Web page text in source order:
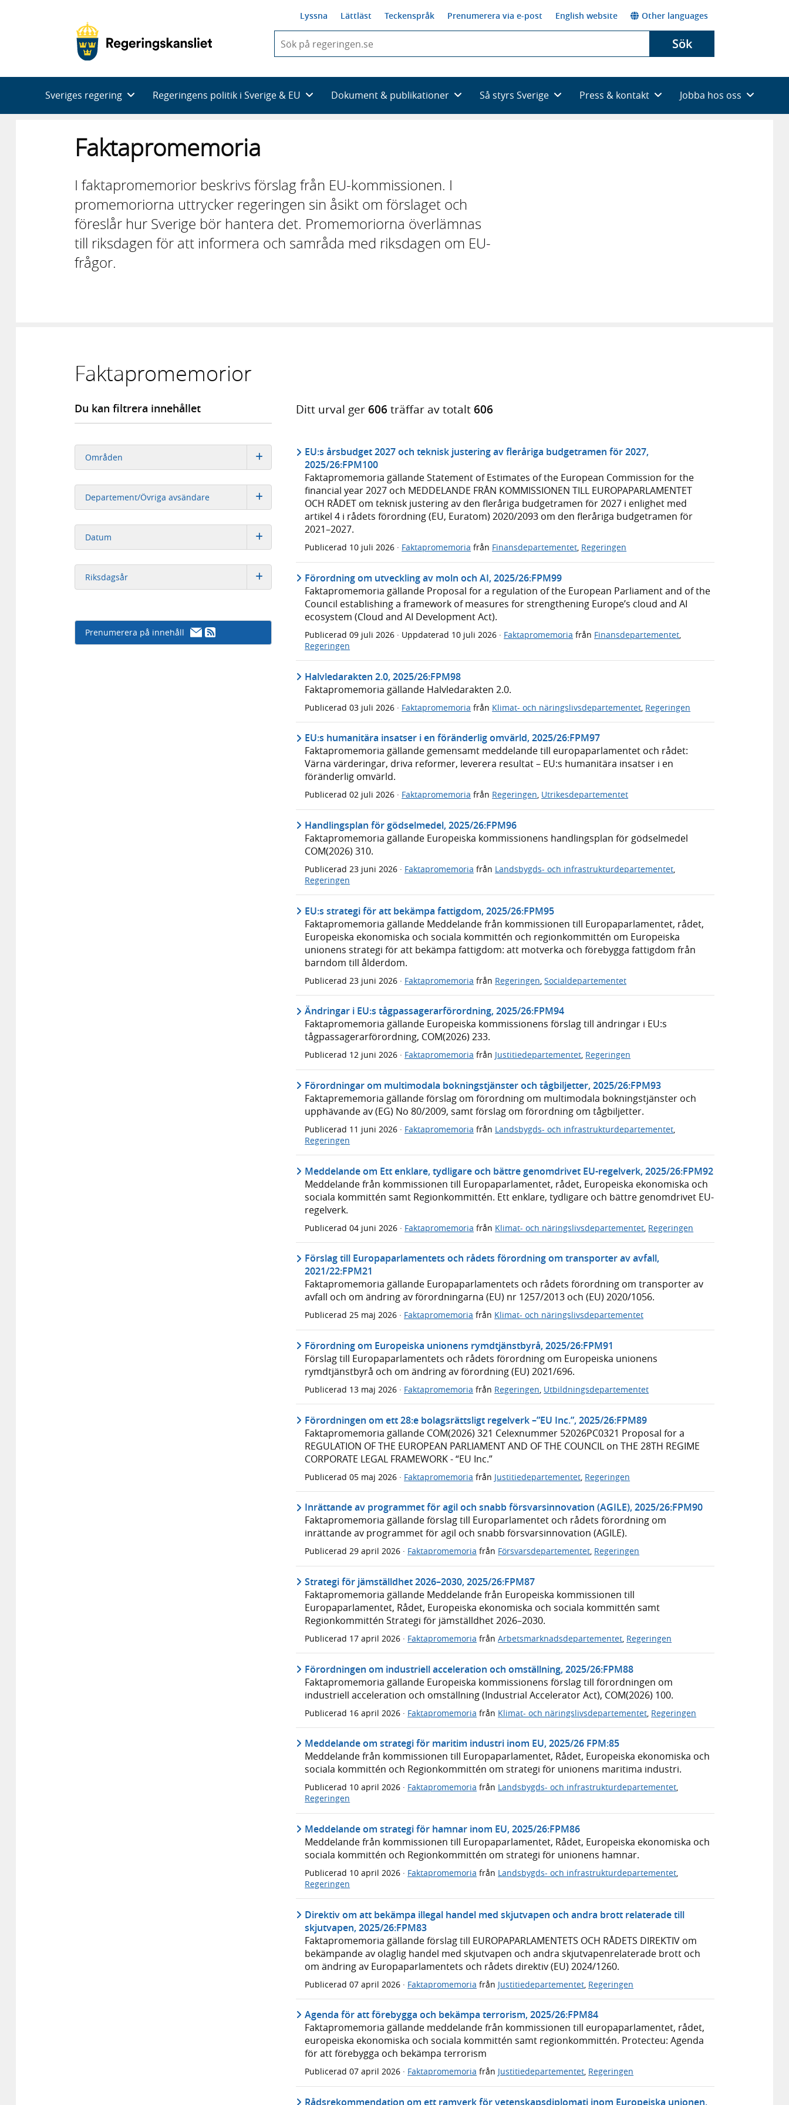
Lyssna Lättläst Teckenspråk Prenumerera via e-post English website Other languages
du
skriva
framträder
en
Sök
Sveriges regering Regeringens politik i Sverige & EU Dokument & publikationer Så styrs Sverige Press & kontakt Jobba hos oss
Faktapromemoria
I faktapromemorior beskrivs förslag från EU-kommissionen. I
promemoriorna uttrycker regeringen sin åsikt om förslaget och
föreslår hur Sverige bör hantera det. Promemoriorna överlämnas
till riksdagen för att informera och samråda med riksdagen om EU-
frågor.
Faktapromemorior
Du kan filtrera innehållet
Områden
Departement/Övriga avsändare
Datum
Riksdagsår
Prenumerera på innehåll
Ditt urval ger606 träffar av totalt606
EU:s årsbudget 2027 och teknisk justering av fleråriga budgetramen för 2027,
2025/26:FPM100
Faktapromemoria gällande Statement of Estimates of the European Commission for the
financial year 2027 och MEDDELANDE FRÅN KOMMISSIONEN TILL EUROPAPARLAMENTET
OCH RÅDET om teknisk justering av den fleråriga budgetramen för 2027 i enlighet med
artikel 4 i rådets förordning (EU, Euratom) 2020/2093 om den fleråriga budgetramen för
2021–2027.
Publicerad 10 juli 2026 · Faktapromemoria från Finansdepartementet, Regeringen
Förordning om utveckling av moln och AI, 2025/26:FPM99
Faktapromemoria gällande Proposal for a regulation of the European Parliament and of the
Council establishing a framework of measures for strengthening Europe’s cloud and AI
ecosystem (Cloud and AI Development Act).
Publicerad09 juli 2026 · Uppdaterad 10 juli 2026 · Faktapromemoria från Finansdepartementet,
Regeringen
Halvledarakten 2.0, 2025/26:FPM98
Faktapromemoria gällande Halvledarakten 2.0.
Publicerad03 juli 2026 · Faktapromemoria från Klimat- och näringslivsdepartementet Regeringen
EU:s humanitära insatser i en föränderlig omvärld, 2025/26:FPM97
Faktapromemoria gällande gemensamt meddelande till europaparlamentet och rådet:
Värna värderingar, driva reformer, leverera resultat – EU:s humanitära insatser i en
föränderlig omvärld.
Publicerad02 juli 2026 · Faktapromemoria från Regeringen, Utrikesdepartementet
Handlingsplan för gödselmedel, 2025/26:FPM96
Faktapromemoria gällande Europeiska kommissionens handlingsplan för gödselmedel
COM(2026) 310.
Publicerad23 juni 2026 · Faktapromemoria från Landsbygds- och infrastrukturdepartementet,
Regeringen
EU:s strategi för att bekämpa fattigdom, 2025/26:FPM95
Faktapromemoria gällande Meddelande från kommissionen till Europaparlamentet, rådet,
Europeiska ekonomiska och sociala kommittén och regionkommittén om Europeiska
unionens strategi för att bekämpa fattigdom: att motverka och förebygga fattigdom från
barndom till ålderdom.
Publicerad 23 juni 2026 · Faktapromemoria från Regeringen ,Socialdepartementet
Ändringar i EU:s tågpassagerarförordning, 2025/26:FPM94
Faktapromemoria gällande Europeiska kommissionens förslag till ändringar i EU:s
tågpassagerarförordning, COM(2026) 233.
Publicerad 12 juni 2026 · Faktapromemoria från Justitiedepartementet, Regeringen
Förordningar om multimodala bokningstjänster och tågbiljetter, 2025/26:FPM93
Faktaprememoria gällande förslag om förordning om multimodala bokningstjänster och
upphävande av (EG) No 80/2009, samt förslag om förordning om tågbiljetter.
Publicerad 11 juni 2026 · Faktapromemoria från Landsbygds- och infrastrukturdepartementet,
Regeringen
Meddelande om Ett enklare, tydligare och bättre genomdrivet EU-regelverk, 2025/26:FPM92
Meddelande från kommissionen till Europaparlamentet, rådet, Europeiska ekonomiska och
sociala kommittén samt Regionkommittén. Ett enklare, tydligare och bättre genomdrivet EU-
regelverk.
Publicerad04 juni 2026 · Faktapromemoria från Klimat- och näringslivsdepartementet Regeringen
Förslag till Europaparlamentets och rådets förordning om transporter av avfall,
2021/22:FPM21
Faktapromemoria gällande Europaparlamentets och rådets förordning om transporter av
avfall och om ändring av förordningarna (EU) nr 1257/2013 och (EU) 2020/1056.
Publicerad25 maj 2026 · Faktapromemoria från Klimat- och näringslivsdepartementet
Förordning om Europeiska unionens rymdtjänstbyrå, 2025/26:FPM91
Förslag till Europaparlamentets och rådets förordning om Europeiska unionens
rymdtjänstbyrå och om ändring av förordning (EU) 2021/696.
Publicerad 13 maj 2026 · Faktapromemoria från Regeringen, Utbildningsdepartementet
Förordningen om ett 28:e bolagsrättsligt regelverk –”EU Inc.”, 2025/26:FPM89
Faktapromemoria gällande COM(2026) 321 Celexnummer 52026PC0321 Proposal for a
REGULATION OF THE EUROPEAN PARLIAMENT AND OF THE COUNCIL on THE 28TH REGIME
CORPORATE LEGAL FRAMEWORK - “EU Inc.”
Publicerad05 maj 2026 · Faktapromemoria från Justitiedepartementet Regeringen
Inrättande av programmet för agil och snabb försvarsinnovation (AGILE), 2025/26:FPM90
Faktapromemoria gällande förslag till Europarlamentet och rådets förordning om
inrättande av programmet för agil och snabb försvarsinnovation (AGILE).
Publicerad29 april 2026 · Faktapromemoria från Försvarsdepartementet, Regeringen
Strategi för jämställdhet 2026–2030, 2025/26:FPM87
Faktapromemoria gällande Meddelande från Europeiska kommissionen till
Europaparlamentet, Rådet, Europeiska ekonomiska och sociala kommittén samt
Regionkommittén Strategi för jämställdhet 2026–2030.
Publicerad 17 april 2026 · Faktapromemoria frånArbetsmarknadsdepartementet, Regeringen
Förordningen om industriell acceleration och omställning, 2025/26:FPM88
Faktapromemoria gällande Europeiska kommissionens förslag till förordningen om
industriell acceleration och omställning (Industrial Accelerator Act), COM(2026) 100.
Publicerad 16 april 2026 · Faktapromemoria från Klimat- och näringslivsdepartementet Regeringen
Meddelande om strategi för maritim industri inom EU, 2025/26 FPM:85
Meddelande från kommissionen till Europaparlamentet, Rådet, Europeiska ekonomiska och
sociala kommittén och Regionkommittén om strategi för unionens maritima industri.
Publicerad 10 april 2026 · Faktapromemoria från Landsbygds- och infrastrukturdepartementet,
Regeringen
Meddelande om strategi för hamnar inom EU, 2025/26:FPM86
Meddelande från kommissionen till Europaparlamentet, Rådet, Europeiska ekonomiska och
sociala kommittén och Regionkommittén om strategi för unionens hamnar.
Publicerad 10 april 2026 · Faktapromemoria från Landsbygds- och infrastrukturdepartementet,
Regeringen
Direktiv om att bekämpa illegal handel med skjutvapen och andra brott relaterade till
skjutvapen, 2025/26:FPM83
Faktapromemoria gällande förslag till EUROPAPARLAMENTETS OCH RÅDETS DIREKTIV om
bekämpande av olaglig handel med skjutvapen och andra skjutvapenrelaterade brott och
om ändring av Europaparlamentets och rådets direktiv (EU) 2024/1260.
Publicerad07 april 2026 · Faktapromemoria från Justitiedepartementet Regeringen
Agenda för att förebygga och bekämpa terrorism, 2025/26:FPM84
Faktapromemoria gällande meddelande från kommissionen till europaparlamentet, rådet,
europeiska ekonomiska och sociala kommittén samt regionkommittén. Protecteu: Agenda
för att förebygga och bekämpa terrorism
Publicerad07 april 2026 · Faktapromemoria från Justitiedepartementet, Regeringen
Rådsrekommendation om ett ramverk för vetenskapsdiplomati inom Europeiska unionen,